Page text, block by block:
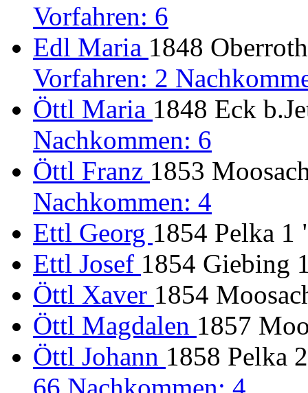
Vorfahren: 6
Edl Maria 1848
Vorfahren: 2
Öttl Maria 1848 Eck
Nachkommen: 6
Öttl Franz 1853
Nachkommen: 4
Ettl Georg 1854 Pelka
Ettl Josef 1854 Giebing
Öttl Xaver 1854
Öttl Magdalen 1857
Öttl Johann 1858 Pelka
66 Nachkommen: 4